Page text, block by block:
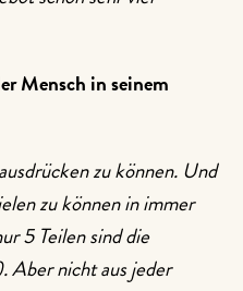
Mensch in seinem
zu können. Und
zu können in immer
5 Teilen sind die
Aber nicht aus jeder